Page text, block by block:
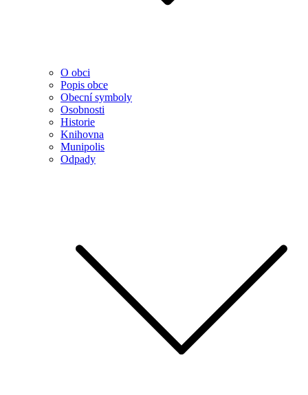
O obci
Popis obce
Obecní symboly
Osobnosti
Historie
Knihovna
Munipolis
Odpady